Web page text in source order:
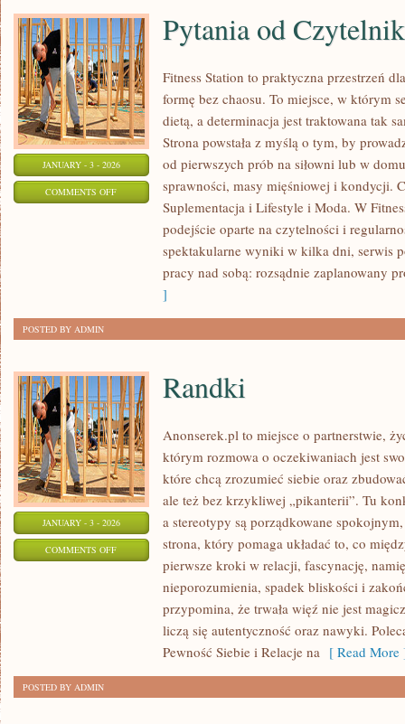
JANUARY - 3 - 2026
COMMENTS OFFON
CZYTELNIKÓW
Pytania od
Fitness Station to praktyczna przestrzeń
formę bez chaosu. To miejsce, w którym
dietą, a determinacja jest traktowana tak
Strona powstała z myślą o tym, by
od pierwszych prób na siłowni lub w
sprawności, masy mięśniowej i kondycji.
Suplementacja i Lifestyle i Moda. W
podejście oparte na czytelności i
spektakularne wyniki w kilka dni, serwis
pracy nad sobą: rozsądnie zaplanowany
]
POSTED BY ADMIN
JANUARY - 3 - 2026
COMMENTS OFFON
Randki
Anonserek.pl to miejsce o partnerstwie,
którym rozmowa o oczekiwaniach jest
które chcą zrozumieć siebie oraz
ale też bez krzykliwej „pikanterii”. Tu
a stereotypy są porządkowane
strona, który pomaga układać to, co
pierwsze kroki w relacji, fascynację,
nieporozumienia, spadek bliskości i
przypomina, że trwała więź nie jest
liczą się autentyczność oraz nawyki.
Pewność Siebie i Relacje na [ Read More
POSTED BY ADMIN